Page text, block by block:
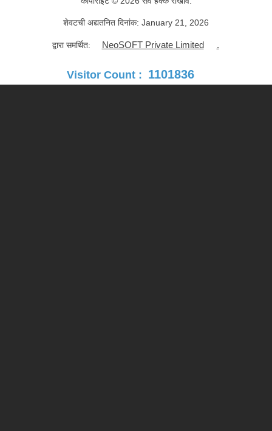
शेवटची अद्यतनित दिनांक: January 21, 2026
द्वारा समर्थित: NeoSOFT Private Limited .
Visitor Count : 1101836